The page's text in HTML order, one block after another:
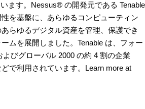
ます。Nessus® の開発元である Tenable
を基盤に、あらゆるコンピューティン
らゆるデジタル資産を管理、保護でき
ムを展開しました。Tenable は、フォー
びグローバル 2000 の約 4 割の企業